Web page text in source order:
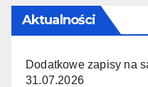
Aktualności
Dodatkowe zapisy na
31.07.2026